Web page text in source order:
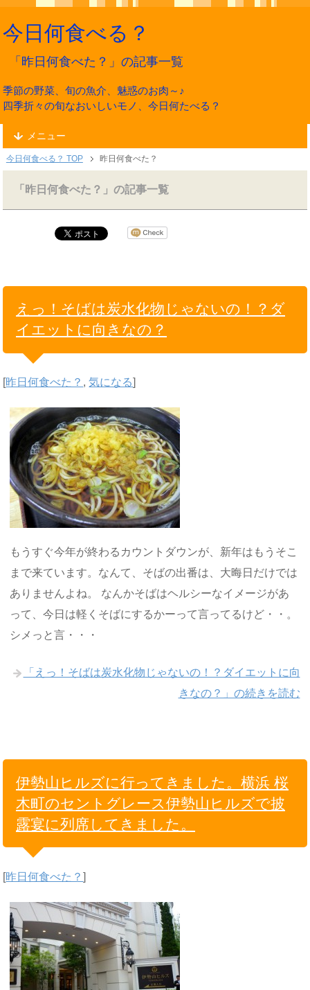
今日何食べる？
「昨日何食べた？」の記事一覧
季節の野菜、旬の魚介、魅惑のお肉～♪
四季折々の旬なおいしいモノ、今日何たべる？
メニュー
今日何食べる？ TOP 昨日何食べた？
「昨日何食べた？」の記事一覧
えっ！そばは炭水化物じゃないの！？ダ
イエットに向きなの？
[昨日何食べた？ ,気になる]
もうすぐ今年が終わるカウントダウンが、新年はもうそこ
まで来ています。なんて、そばの出番は、大晦日だけでは
ありませんよね。 なんかそばはヘルシーなイメージがあ
って、今日は軽くそばにするかーって言ってるけど・・。
シメっと言・・・
「えっ！そばは炭水化物じゃないの！？ダイエットに向
きなの？」の続きを読む
伊勢山ヒルズに行ってきました。横浜 桜
木町のセントグレース伊勢山ヒルズで披
露宴に列席してきました。
[昨日何食べた？]